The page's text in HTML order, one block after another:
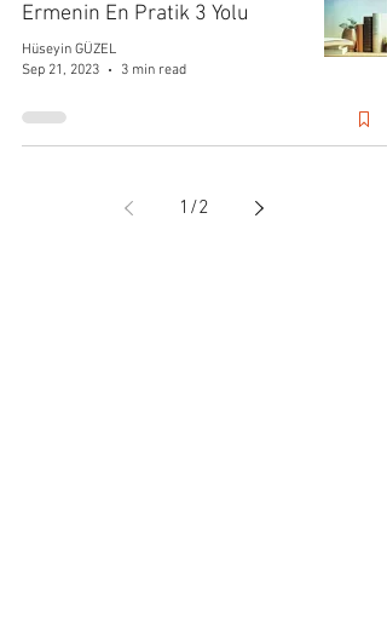
Ermenin En Pratik 3 Yolu
Hüseyin GÜZEL
Sep 21, 2023
3 min read
1 /2